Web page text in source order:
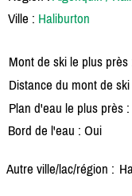
Ville : Haliburton
Mont de ski le plus près
Distance du mont de ski
Plan d'eau le plus près :
Bord de l'eau : Oui
Autre ville/lac/région :